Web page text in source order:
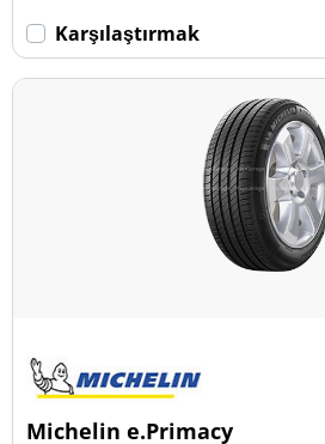
Karşılaştırmak
Michelin e.Primacy